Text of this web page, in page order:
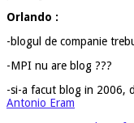
Orlando :
-blogul de companie
-MPI nu are blog ???
-si-a facut blog in 2006,
Antonio Eram